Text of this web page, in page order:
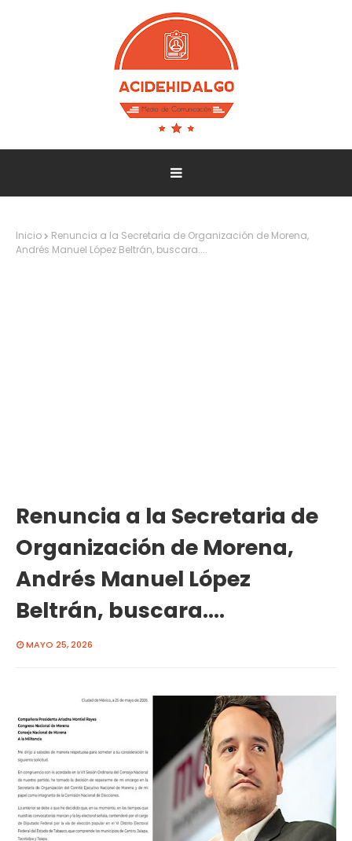
Inicio
Renuncia a la Secretaria de Organización de Morena,
Andrés Manuel López Beltrán, buscara....
Renuncia a la Secretaria de
Organización de Morena,
Andrés Manuel López
Beltrán, buscara....
MAYO 25, 2026